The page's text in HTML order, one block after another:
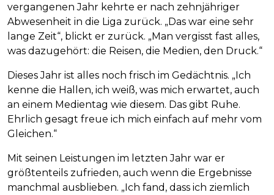
vergangenen Jahr kehrte er nach zehnjähriger
Abwesenheit in die Liga zurück. „Das war eine sehr
lange Zeit“, blickt er zurück. „Man vergisst fast alles,
was dazugehört: die Reisen, die Medien, den Druck.“
Dieses Jahr ist alles noch frisch im Gedächtnis. „Ich
kenne die Hallen, ich weiß, was mich erwartet, auch
an einem Medientag wie diesem. Das gibt Ruhe.
Ehrlich gesagt freue ich mich einfach auf mehr vom
Gleichen.“
Mit seinen Leistungen im letzten Jahr war er
größtenteils zufrieden, auch wenn die Ergebnisse
manchmal ausblieben. „Ich fand, dass ich ziemlich